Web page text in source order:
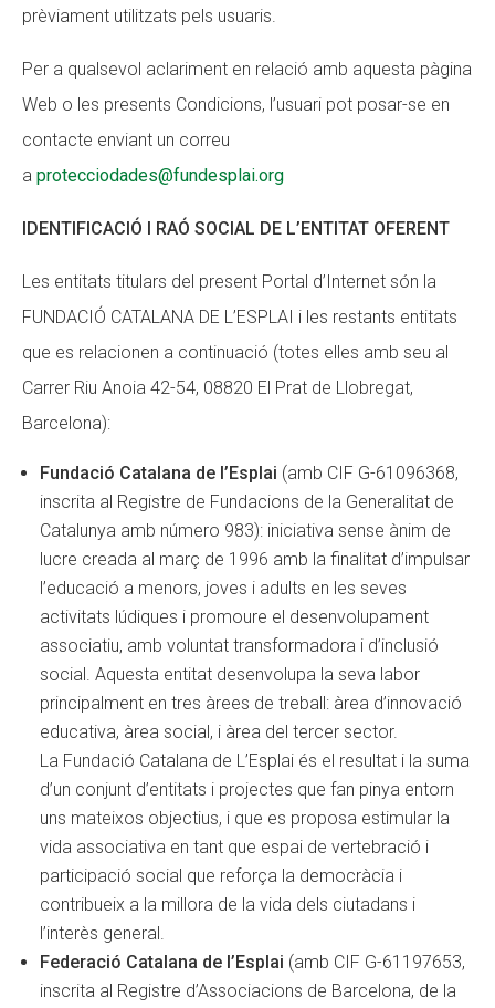
prèviament utilitzats pels usuaris.
Per a qualsevol aclariment en relació amb aquesta pàgina
Web o les presents Condicions, l’usuari pot posar-se en
contacte enviant un correu
a protecciodades@fundesplai.org
IDENTIFICACIÓ I RAÓ SOCIAL DE L’ENTITAT OFERENT
Les entitats titulars del present Portal d’Internet són la
FUNDACIÓ CATALANA DE L’ESPLAI i les restants entitats
que es relacionen a continuació (totes elles amb seu al
Carrer Riu Anoia 42-54, 08820 El Prat de Llobregat,
Barcelona):
Fundació Catalana de l’Esplai (amb CIF G-61096368,
inscrita al Registre de Fundacions de la Generalitat de
Catalunya amb número 983): iniciativa sense ànim de
lucre creada al març de 1996 amb la finalitat d’impulsar
l’educació a menors, joves i adults en les seves
activitats lúdiques i promoure el desenvolupament
associatiu, amb voluntat transformadora i d’inclusió
social. Aquesta entitat desenvolupa la seva labor
principalment en tres àrees de treball: àrea d’innovació
educativa, àrea social, i àrea del tercer sector.
La Fundació Catalana de L’Esplai és el resultat i la suma
d’un conjunt d’entitats i projectes que fan pinya entorn
uns mateixos objectius, i que es proposa estimular la
vida associativa en tant que espai de vertebració i
participació social que reforça la democràcia i
contribueix a la millora de la vida dels ciutadans i
l’interès general.
Federació Catalana de l’Esplai (amb CIF G-61197653,
inscrita al Registre d’Associacions de Barcelona, de la
Proposta educativa
Notícies
Butlletins
Diari de la Fundació
Xarxes socials
COL·LABORA
Fes voluntariat
Treballa amb nosaltres